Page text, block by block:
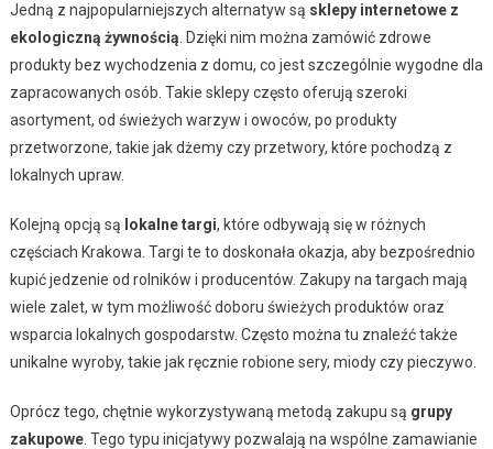
Jedną z najpopularniejszych alternatyw są sklepy internetowe z
ekologiczną żywnością . Dzięki nim można zamówić zdrowe
produkty bez wychodzenia z domu, co jest szczególnie wygodne dla
zapracowanych osób. Takie sklepy często oferują szeroki
asortyment, od świeżych warzyw i owoców, po produkty
przetworzone, takie jak dżemy czy przetwory, które pochodzą z
lokalnych upraw.
Kolejną opcją są lokalne targi, które odbywają się w różnych
częściach Krakowa. Targi te to doskonała okazja, aby bezpośrednio
kupić jedzenie od rolników i producentów. Zakupy na targach mają
wiele zalet, w tym możliwość doboru świeżych produktów oraz
wsparcia lokalnych gospodarstw. Często można tu znaleźć także
unikalne wyroby, takie jak ręcznie robione sery, miody czy pieczywo.
Oprócz tego, chętnie wykorzystywaną metodą zakupu są grupy
zakupowe. Tego typu inicjatywy pozwalają na wspólne zamawianie